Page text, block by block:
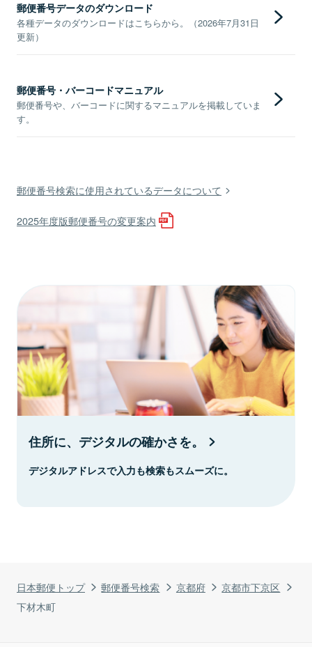
日本郵便トップ 郵便番号検索 京都府
京都市下京区
下材木町
郵便番号データのダウンロード
各種データのダウンロードはこちらから。（2026年7月31日
更新）
郵便番号・バーコードマニュアル
郵便番号や、バーコードに関するマニュアルを掲載していま
す。
郵便番号検索に使用されているデータについて
2025年度版郵便番号の変更案内
住所に、デジタルの確かさを。
デジタルアドレスで入力も検索もスムーズに。